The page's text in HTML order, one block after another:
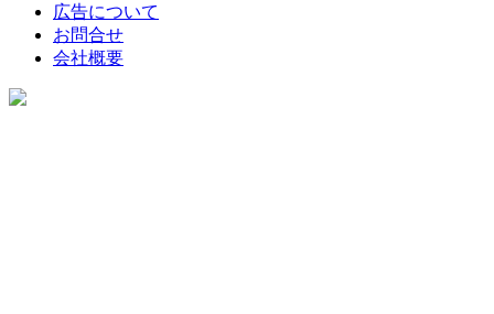
広告について
お問合せ
会社概要